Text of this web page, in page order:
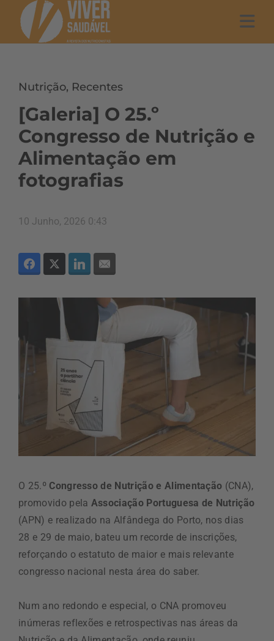
Nutrição, Recentes
[Galeria] O 25.º
Congresso de Nutrição e
Alimentação em
fotografias
10 Junho, 2026 0:43
O 25.º Congresso de Nutrição e Alimentação (CNA),
promovido pela Associação Portuguesa de Nutrição
(APN) e realizado na Alfândega do Porto, nos dias
28 e 29 de maio, bateu um recorde de inscrições,
reforçando o estatuto de maior e mais relevante
congresso nacional nesta área do saber.
Num ano redondo e especial, o CNA promoveu
inúmeras reflexões e retrospectivas nas áreas da